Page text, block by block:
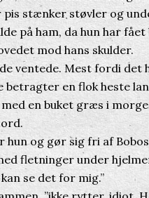
pis stænker støvler og
på ham, da hun har fået
mod hans skulder.
ventede. Mest fordi det
en flok heste
en buket græs i
hun og gør sig fri af
fletninger under
se det for mig.”